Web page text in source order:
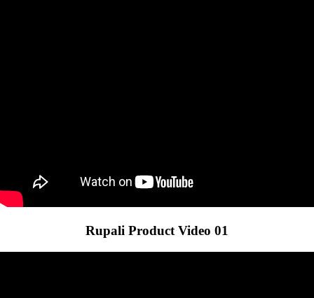
Rupali Product Video 01